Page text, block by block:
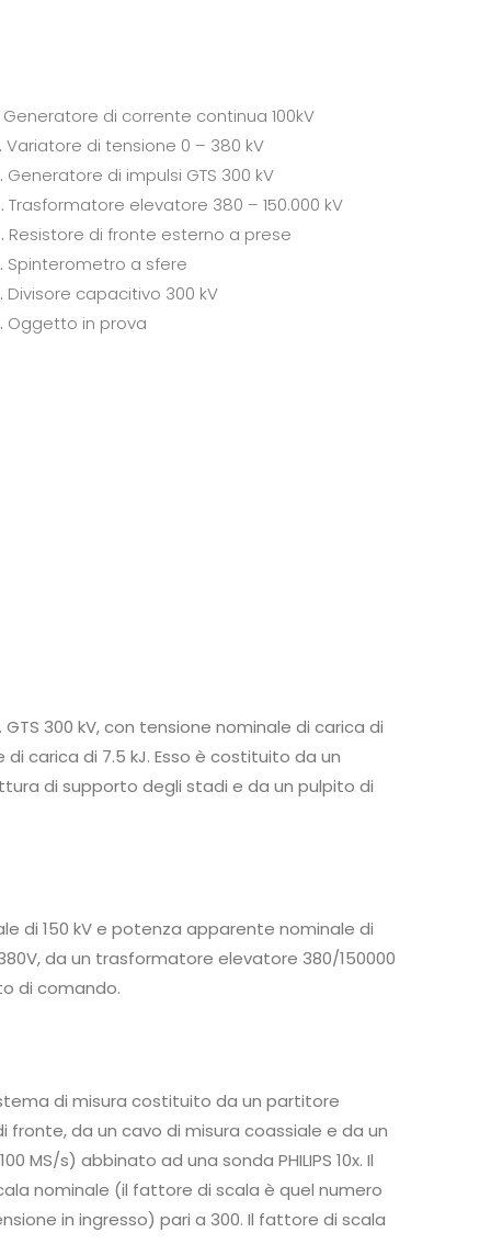
Generatore di corrente continua 100kV
Variatore di tensione 0 – 380 kV
Generatore di impulsi GTS 300 kV
Trasformatore elevatore 380 – 150.000 kV
Resistore di fronte esterno a prese
Spinterometro a sfere
Divisore capacitivo 300 kV
Oggetto in prova
300 kV, con tensione nominale di carica di
carica di 7.5 kJ. Esso è costituito da un
di supporto degli stadi e da un pulpito di
di 150 kV e potenza apparente nominale di
da un trasformatore elevatore 380/150000
di comando.
di misura costituito da un partitore
da un cavo di misura coassiale e da un
MS/s) abbinato ad una sonda PHILIPS 10x. Il
nominale (il fattore di scala è quel numero
in ingresso) pari a 300. Il fattore di scala